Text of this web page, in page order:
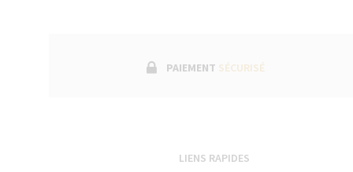
PAIEMENT SÉCURISÉ
LIENS RAPIDES